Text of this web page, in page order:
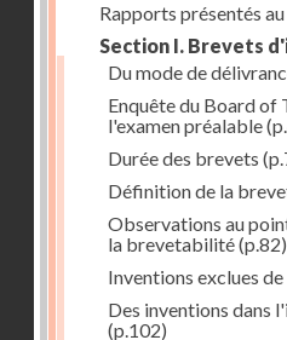
Rapports présentés
Section I. Brevets
Du mode de
Enquête du Board of
l'examen préalable
Durée des brevets
Définition de la
Observations au
la brevetabilité(p.82)
Inventions exclues
Des inventions dans
(p.102)